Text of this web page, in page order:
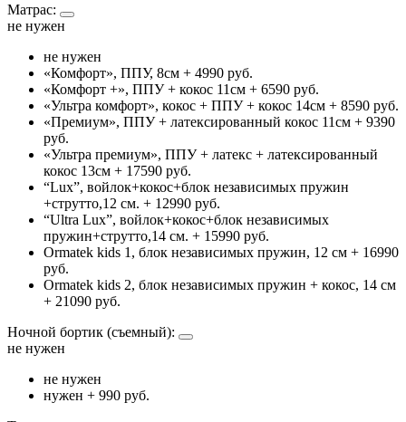
Матрас:
не нужен
не нужен
«Комфорт», ППУ, 8см + 4990 руб.
«Комфорт +», ППУ + кокос 11см + 6590 руб.
«Ультра комфорт», кокос + ППУ + кокос 14см + 8590 руб.
«Премиум», ППУ + латексированный кокос 11см + 9390
руб.
«Ультра премиум», ППУ + латекс + латексированный
кокос 13см + 17590 руб.
“Lux”, войлок+кокос+блок независимых пружин
+струтто,12 см. + 12990 руб.
“Ultra Lux”, войлок+кокос+блок независимых
пружин+струтто,14 см. + 15990 руб.
Ormatek kids 1, блок независимых пружин, 12 см + 16990
руб.
Ormatek kids 2, блок независимых пружин + кокос, 14 см
+ 21090 руб.
Ночной бортик (съемный):
не нужен
не нужен
нужен + 990 руб.